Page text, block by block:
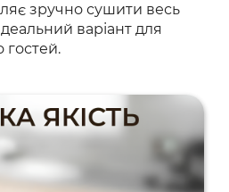
зручно сушити весь
варіант для
гостей.